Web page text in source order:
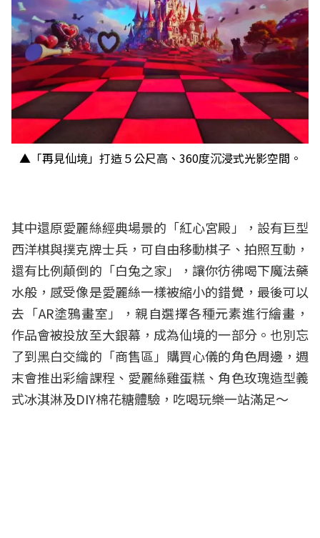
▲「再見仙境」打造５公尺高、360度沉浸式光影空間。
其中還原愛麗絲經典場景的「紅心宮殿」，設有巨型
西洋棋與撲克牌士兵，可自由移動棋子、拍照互動，
還有比例顛倒的「白兔之家」，讓你彷彿喝下魔法藥
水般，感受像是愛麗絲一樣被縮小的錯覺，最後可以
去「AR塗鴉畫室」，親自選擇各種元素進行繪畫，
作品會被投放至大銀幕，成為仙境的一部分。也別忘
了到黑白交織的「商售區」購買心儀的角色周邊，週
末會推出彩繪課程、愛麗絲雞蛋糕、角色玫瑰造型義
式冰淇淋及DIY棉花糖體驗，吃喝玩樂一站滿足～